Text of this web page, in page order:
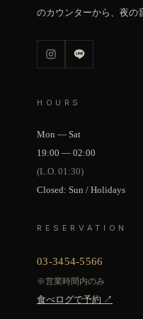
のカウンターから、夜の
HOURS
Mon — Sat
19:00 — 02:00
(L.O. 01:30)
Closed: Sun / Holidays
RESERVATION
03-3454-5566
※営業時間内のみ
食べログで予約 ↗